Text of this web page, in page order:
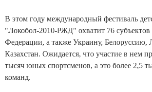
В этом году международный фестиваль
"Локобол-2010-РЖД" охватит 76 субъектов
Федерации, а также Украину, Белоруссию,
Казахстан. Ожидается, что участие в нем
тысяч юных спортсменов, а это более 2,5
команд.